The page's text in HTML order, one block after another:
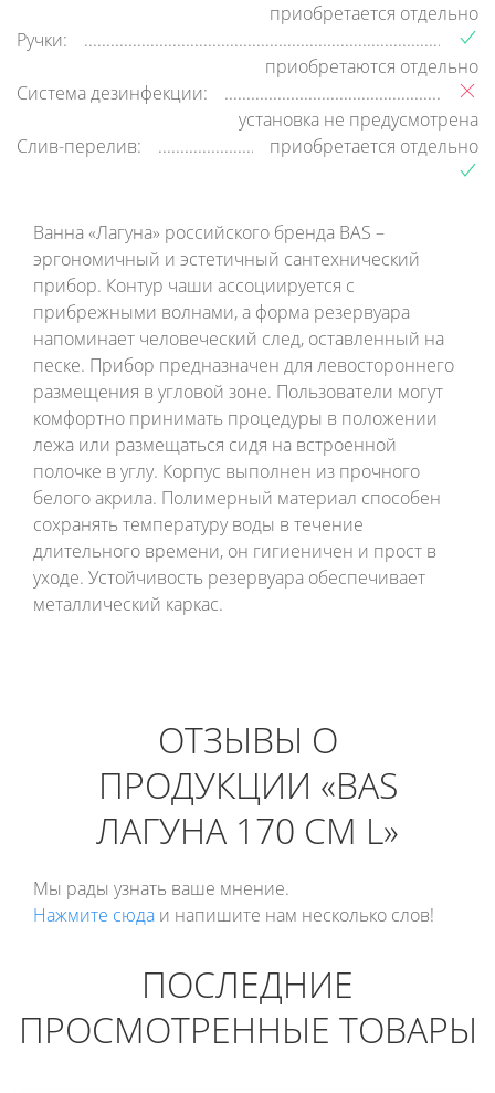
приобретается отдельно
Ручки:
приобретаются отдельно
Система дезинфекции:
установка не предусмотрена
Слив-перелив:
приобретается отдельно
Ванна «Лагуна» российского бренда BAS –
эргономичный и эстетичный сантехнический
прибор. Контур чаши ассоциируется с
прибрежными волнами, а форма резервуара
напоминает человеческий след, оставленный на
песке. Прибор предназначен для левостороннего
размещения в угловой зоне. Пользователи могут
комфортно принимать процедуры в положении
лежа или размещаться сидя на встроенной
полочке в углу. Корпус выполнен из прочного
белого акрила. Полимерный материал способен
сохранять температуру воды в течение
длительного времени, он гигиеничен и прост в
уходе. Устойчивость резервуара обеспечивает
металлический каркас.
ОТЗЫВЫ О
ПРОДУКЦИИ «BAS
ЛАГУНА 170 СМ L»
Мы рады узнать ваше мнение.
Нажмите сюда и напишите нам несколько слов!
ПОСЛЕДНИЕ
ПРОСМОТРЕННЫЕ ТОВАРЫ